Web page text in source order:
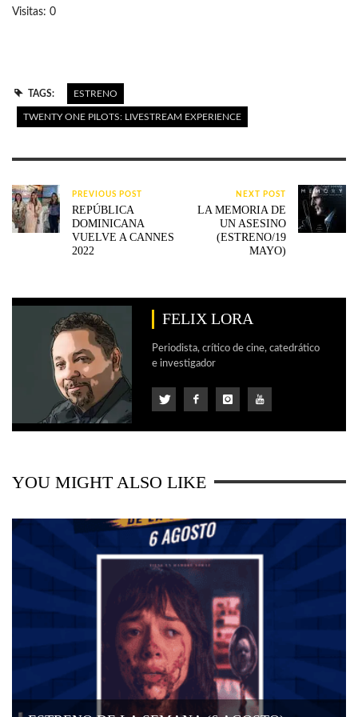
Visitas: 0
TAGS: ESTRENO
TWENTY ONE PILOTS: LIVESTREAM EXPERIENCE
PREVIOUS POST
REPÚBLICA
DOMINICANA
VUELVE A CANNES
2022
NEXT POST
LA MEMORIA DE
UN ASESINO
(ESTRENO/19
MAYO)
FELIX LORA
Periodista, crítico de cine, catedrático
e investigador
YOU MIGHT ALSO LIKE